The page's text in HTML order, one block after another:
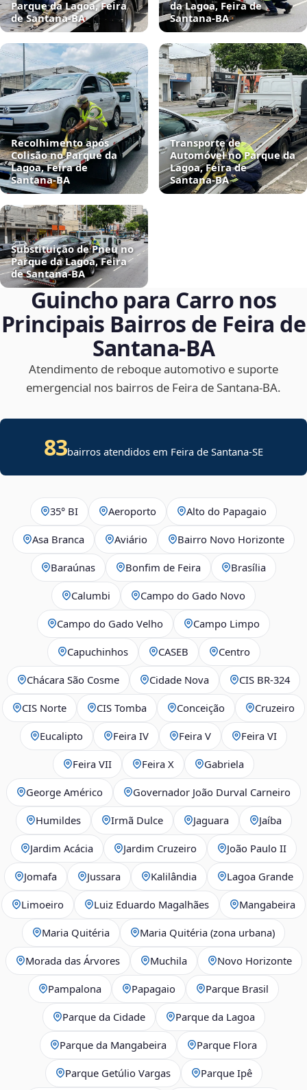
Parque da Lagoa, Feira
de Santana‑BA
da Lagoa, Feira de
Santana‑BA
Recolhimento após
Colisão no Parque da
Lagoa, Feira de
Santana‑BA
Transporte de
Automóvel no Parque da
Lagoa, Feira de
Santana‑BA
Substituição de Pneu no
Parque da Lagoa, Feira
de Santana‑BA
Guincho para Carro nos
Principais Bairros de Feira de
Santana‑BA
Atendimento de reboque automotivo e suporte
emergencial nos bairros de Feira de Santana‑BA.
83bairros atendidos em Feira de Santana-SE
35° BI Aeroporto Alto do Papagaio
Asa Branca Aviário Bairro Novo Horizonte
Baraúnas Bonfim de Feira Brasília
Calumbi Campo do Gado Novo
Campo do Gado Velho Campo Limpo
Capuchinhos CASEB Centro
Chácara São Cosme Cidade Nova CIS BR‑324
CIS Norte CIS Tomba Conceição Cruzeiro
Eucalipto Feira IV Feira V Feira VI
Feira VII Feira X Gabriela
George Américo Governador João Durval Carneiro
Humildes Irmã Dulce Jaguara Jaíba
Jardim Acácia Jardim Cruzeiro João Paulo II
Jomafa Jussara Kalilândia Lagoa Grande
Limoeiro Luiz Eduardo Magalhães Mangabeira
Maria Quitéria Maria Quitéria (zona urbana)
Morada das Árvores Muchila Novo Horizonte
Pampalona Papagaio Parque Brasil
Parque da Cidade Parque da Lagoa
Parque da Mangabeira Parque Flora
Parque Getúlio Vargas Parque Ipê